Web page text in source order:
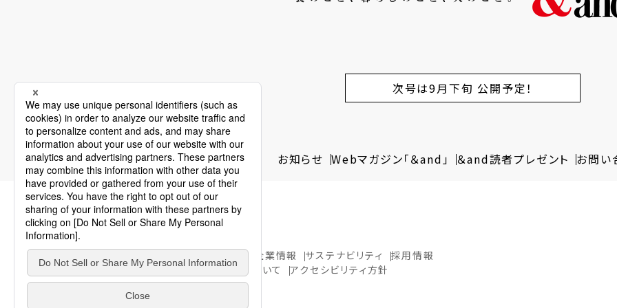
食のこと、暮らしのこと、火のこと。＆and 次号は9月下旬 公開予定！
お知らせ Webマガジン「＆and」 ＆and読者プレゼント お問い
企業情報 サステナビリティ
採用情報
このWEBサイトについて 個人情報の取扱いについて アクセシビリティ方針
© SAIBUGAS CO., LTD.